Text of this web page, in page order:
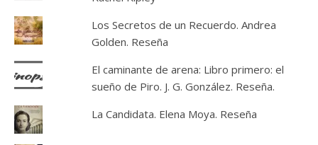
Los Secretos de un Recuerdo. Andrea
Golden. Reseña
El caminante de arena: Libro primero: el
sueño de Piro. J. G. González. Reseña.
La Candidata. Elena Moya. Reseña